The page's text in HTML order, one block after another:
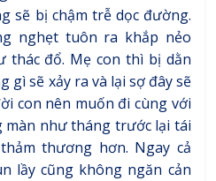
sẽ bị chậm trễ dọc đường.
nghẹt tuôn ra khắp nẻo
thác đổ. Mẹ con thì bị dằn
gì sẽ xảy ra và lại sợ đây sẽ
con nên muốn đi cùng với
màn như tháng trước lại tái
thương hơn. Ngay cả
lầy cũng không ngăn cản